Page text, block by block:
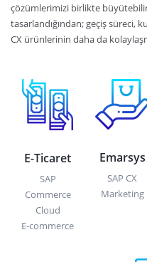
çözümlerimizi birlikte
tasarlandığından; geçiş süreci,
CX ürünlerinin daha da
E-Ticaret
SAP
Commerce
Cloud
E-commerce
Emarsys
SAP CX
Marketing